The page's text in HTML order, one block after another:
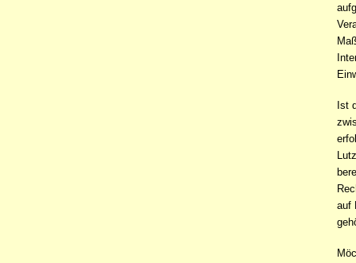
Ist
auf